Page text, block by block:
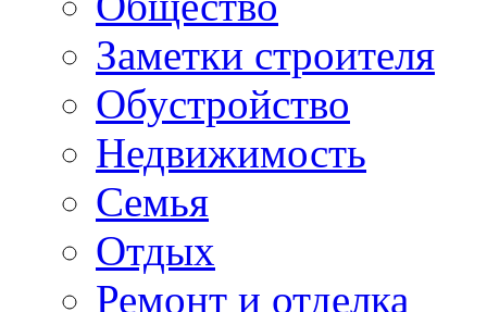
Заметки строителя
Обустройство
Недвижимость
Семья
Отдых
Ремонт и отделка